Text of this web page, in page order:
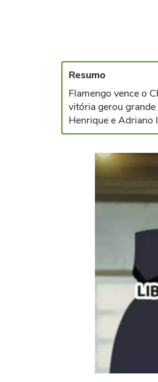
Resumo
Flamengo vence o
vitória gerou
Henrique e Adriano